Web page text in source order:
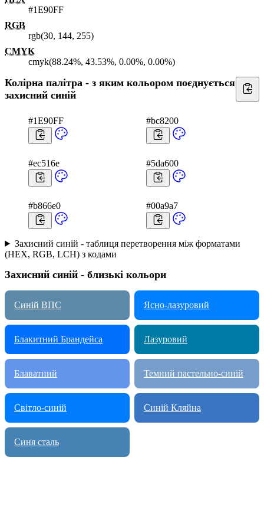
#1E90FF
RGB
rgb(30, 144, 255)
CMYK
cmyk(88.24%, 43.53%, 0.00%, 0.00%)
Колірна палітра - з яким кольором поєднується
захисний синій
#1E90FF #bc8200
#ec516e #5da600
#b866e0 #00a9a7
Захисний синій - таблиця перетворення між форматами
(HEX, RGB, LCH) з кодами
Захисний синій - близькі кольори
Синій ВПС Ясно-лазуровий
Блакитний Брандейса Лазуровий
Блаватний Темний пастельно-синій
Світло-синій Синій Кляйна
Синя сталь